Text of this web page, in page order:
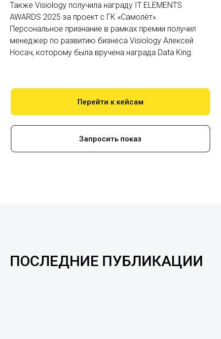
Также Visiology получила награду IT ELEMENTS
AWARDS 2025 за проект с ГК «Самолёт».
Персональное признание в рамках премии получил
менеджер по развитию бизнеса Visiology Алексей
Носач, которому была вручена награда Data King.
Перейти к кейсам
Запросить показ
ПОСЛЕДНИЕ ПУБЛИКАЦИИ